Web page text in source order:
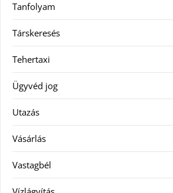
Tanfolyam
Társkeresés
Tehertaxi
Ügyvéd jog
Utazás
Vásárlás
Vastagbél